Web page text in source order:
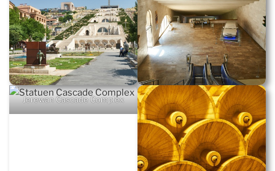
Jerewan Cascade Complex Cafesjian Center for the Arts